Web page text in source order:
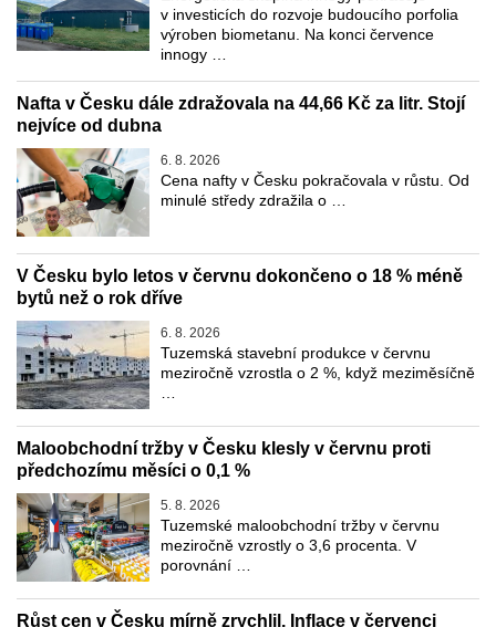
v investicích do rozvoje budoucího porfolia
výroben biometanu. Na konci července
innogy …
Nafta v Česku dále zdražovala na 44,66 Kč za litr. Stojí
nejvíce od dubna
6. 8. 2026
Cena nafty v Česku pokračovala v růstu. Od
minulé středy zdražila o …
V Česku bylo letos v červnu dokončeno o 18 % méně
bytů než o rok dříve
6. 8. 2026
Tuzemská stavební produkce v červnu
meziročně vzrostla o 2 %, když meziměsíčně
Maloobchodní tržby v Česku klesly v červnu proti
předchozímu měsíci o 0,1 %
5. 8. 2026
Tuzemské maloobchodní tržby v červnu
meziročně vzrostly o 3,6 procenta. V
porovnání …
Růst cen v Česku mírně zrychlil. Inflace v červenci